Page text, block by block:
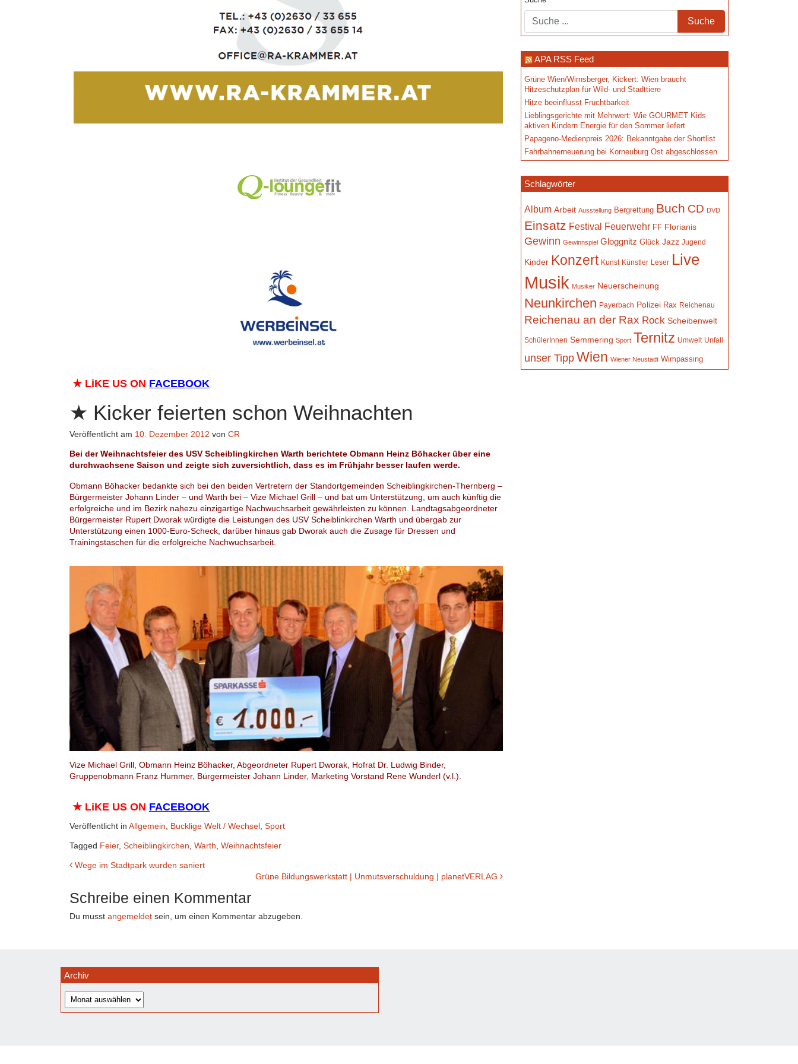
★ LiKE US ON FACEBOOK
Kicker feierten schon Weihnachten
Veröffentlicht am 10. Dezember 2012 von CR
Bei der Weihnachtsfeier des USV Scheiblingkirchen Warth berichtete Obmann Heinz Böhacker über eine
durchwachsene Saison und zeigte sich zuversichtlich, dass es im Frühjahr besser laufen werde.
Obmann Böhacker bedankte sich bei den beiden Vertretern der Standortgemeinden Scheiblingkirchen-Thernberg –
Bürgermeister Johann Linder – und Warth bei – Vize Michael Grill – und bat um Unterstützung, um auch künftig die
erfolgreiche und im Bezirk nahezu einzigartige Nachwuchsarbeit gewährleisten zu können. Landtagsabgeordneter
Bürgermeister Rupert Dworak würdigte die Leistungen des USV Scheiblinkirchen Warth und übergab zur
Unterstützung einen 1000-Euro-Scheck, darüber hinaus gab Dworak auch die Zusage für Dressen und
Trainingstaschen für die erfolgreiche Nachwuchsarbeit.
Vize Michael Grill, Obmann Heinz Böhacker, Abgeordneter Rupert Dworak, Hofrat Dr. Ludwig Binder,
Gruppenobmann Franz Hummer, Bürgermeister Johann Linder, Marketing Vorstand Rene Wunderl (v.l.).
★ LiKE US ON FACEBOOK
Veröffentlicht in Allgemein Bucklige Welt / Wechsel Sport
Tagged Feier, Scheiblingkirchen Warth Weihnachtsfeier
Beitrags-
Wege im Stadtpark wurden saniert
Grüne Bildungswerkstatt | Unmutsverschuldung | planetVERLAG
Schreibe einen Kommentar
Du musst angemeldet sein, um einen Kommentar abzugeben.
APA RSS Feed
Grüne Wien/Wirnsberger, Kickert: Wien braucht
Hitzeschutzplan für Wild- und Stadttiere
Hitze beeinflusst Fruchtbarkeit
Lieblingsgerichte mit Mehrwert: Wie GOURMET Kids
aktiven Kindern Energie für den Sommer liefert
Papageno-Medienpreis 2026: Bekanntgabe der Shortlist
Fahrbahnerneuerung bei Korneuburg Ost abgeschlossen
Schlagwörter
Album Arbeit Ausstellung Bergrettung Buch CD DVD
Einsatz Festival Feuerwehr FF Florianis
Gewinn Gewinnspiel Gloggnitz Glück Jazz Jugend
Kinder Konzert Kunst Künstler Leser Live
Musik Musiker Neuerscheinung
Neunkirchen Payerbach Polizei Rax Reichenau
Reichenau an der Rax Rock Scheibenwelt
SchülerInnen Semmering Sport Ternitz Umwelt Unfall
unser TippWien Wiener Neustadt Wimpassing
Archiv
Archiv